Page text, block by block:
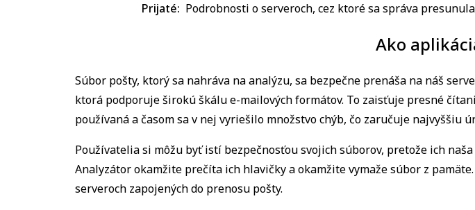
Prijaté: Podrobnosti o serveroch, cez ktoré sa správa
Ako
Súbor pošty, ktorý sa nahráva na analýzu, sa bezpečne prenáša na náš
ktorá podporuje širokú škálu e-mailových formátov. To zaisťuje presné
používaná a časom sa v nej vyriešilo množstvo chýb, čo zaručuje najvyššiu
Používatelia si môžu byť istí bezpečnosťou svojich súborov, pretože ich
Analyzátor okamžite prečíta ich hlavičky a okamžite vymaže súbor z
serveroch zapojených do prenosu pošty.